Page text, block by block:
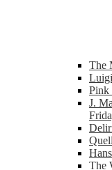
The
Luigi
Pink
J.
The